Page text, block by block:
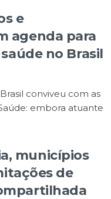
e
agenda para
no Brasil
conviveu com as
embora atuante
municípios
de